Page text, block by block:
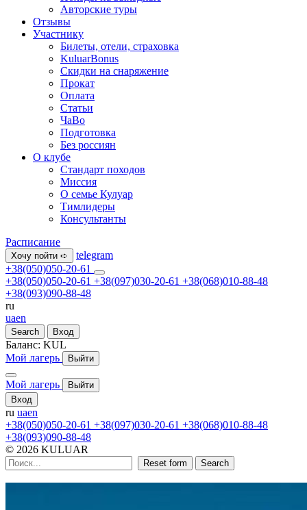
Авторские туры
Отзывы
Участнику
Билеты, отели, страховка
KuluarBonus
Скидки на снаряжение
Прокат
Оплата
Статьи
ЧаВо
Подготовка
Без россиян
О клубе
Стандарт походов
Миссия
О семье Кулуар
Тимлидеры
Консультанты
Расписание
Хочу пойти ➪
telegram
+38(050)050-20-61
+38(050)050-20-61 +38(097)030-20-61 +38(068)010-88-48
+38(093)090-88-48
ru
uaen
Search Вход
Баланс: KUL
Мой лагерь
Выйти
Мой лагерь
Выйти
Вход
ru uaen
+38(050)050-20-61 +38(097)030-20-61 +38(068)010-88-48
+38(093)090-88-48
© 2026 KULUAR
Reset form Search